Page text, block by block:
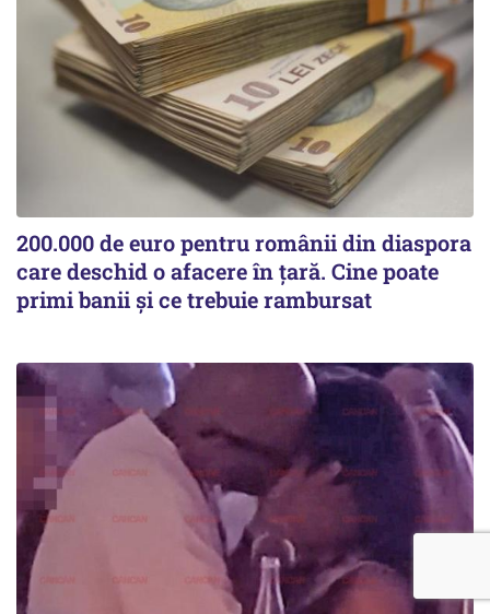
200.000 de euro pentru românii din diaspora
care deschid o afacere în țară. Cine poate
primi banii și ce trebuie rambursat